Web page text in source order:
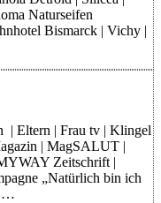
Naturseifen
Bismarck | Vichy |
Eltern | Frau tv | Klingel
| MagSALUT |
Zeitschrift |
„Natürlich bin ich
…